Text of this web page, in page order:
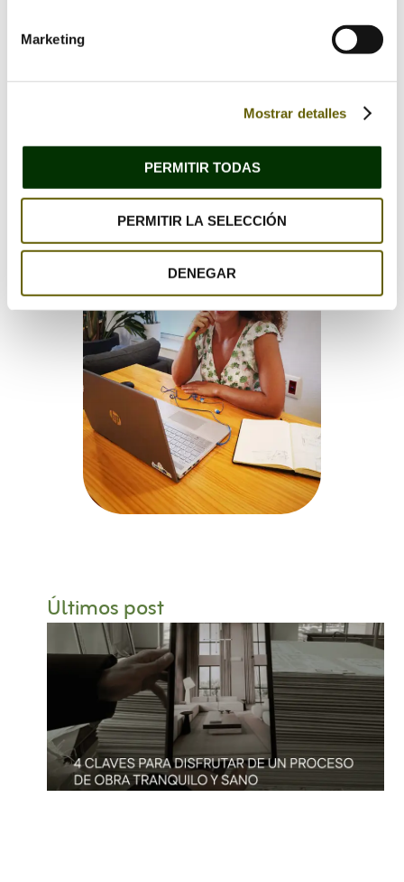
Marketing
Mostrar detalles
PERMITIR TODAS
PERMITIR LA SELECCIÓN
DENEGAR
🚩CONTACTA CON
GRATUITA :
abrazo. 🌎💚🌾
Últimos post